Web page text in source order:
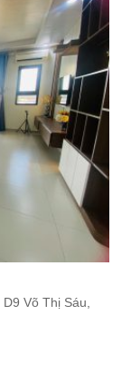
Võ Thị Sáu,